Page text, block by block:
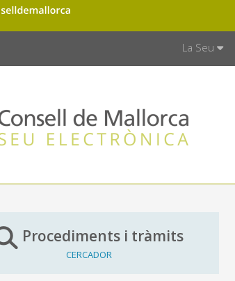
de
La Seu
Procediments i tràmits
CERCADOR